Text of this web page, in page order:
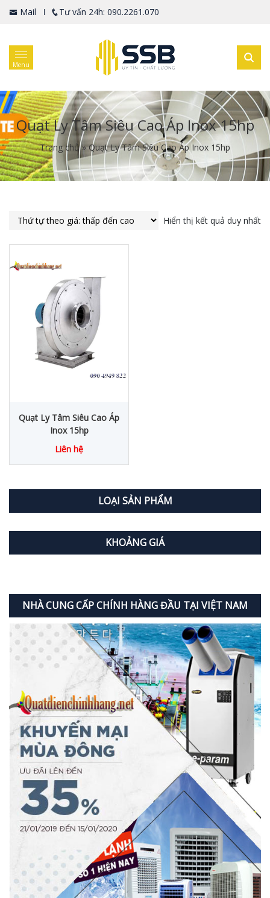
Mail Tư vấn 24h: 090.2261.070
Menu
Quạt Ly Tâm Siêu Cao Áp Inox 15hp
Trang chủ»Quạt Ly Tâm Siêu Cao Áp Inox 15hp
Hiển thị kết quả duy nhất
Quạt Ly Tâm Siêu Cao Áp
Inox 15hp
Liên hệ
LOẠI SẢN PHẨM
KHOẢNG GIÁ
NHÀ CUNG CẤP CHÍNH HÀNG ĐẦU TẠI VIỆT NAM